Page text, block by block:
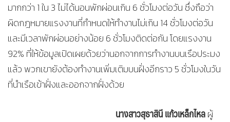
มากกว่า 1 ใน 3 ไม่ได้นอนพักผ่อนเกิน 6 ชั่วโมงต่อวัน ซึ่งถือว่า
ผิดกฎหมายแรงงานที่กำหนดให้ทำงานไม่เกิน 14 ชั่วโมงต่อวัน
และมีเวลาพักผ่อนอย่างน้อย 6 ชั่วโมงติดต่อกัน โดยแรงงาน
92% ที่ให้ข้อมูลเปิดเผยด้วยว่านอกจากการทำงานบนเรือประมง
แล้ว พวกเขายังต้องทำงานเพิ่มเติมบนฝั่งอีกราว 5 ชั่วโมงในวัน
ที่นำเรือเข้าฝั่งและออกจากฝั่งด้วย
นางสาวสุธาสินี แก้วเหล็กไหลผู้